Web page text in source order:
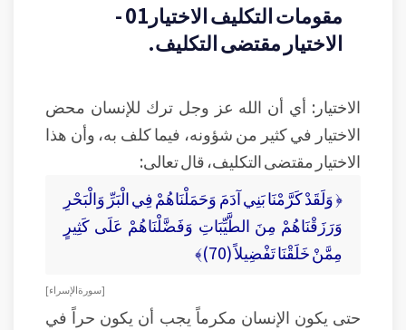
مقومات التكليف الاختيار01 -
الاختيار مقتضى التكليف.
الاختيار: أي أن الله عز وجل ترك للإنسان محض
الاختيار في كثير من شؤونه، فيما كلف به، وأن هذا
الاختيار مقتضى التكليف، قال تعالى:
﴿ وَلَقَدْ كَرَّمْنَا بَنِي آدَمَ وَحَمَلْنَاهُمْ فِي الْبَرِّ وَالْبَحْرِ
وَرَزَقْنَاهُمْ مِنَ الطَّيِّبَاتِ وَفَضَّلْنَاهُمْ عَلَى كَثِيرٍ
مِمَّنْ خَلَقْنَا تَفْضِيلاً (70)﴾
[ سورة الإسراء ]
حتى يكون الإنسان مكرماً يجب أن يكون حراً في